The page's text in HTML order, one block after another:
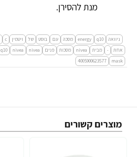
מנת להסירן.
ניוואה q10
energy מסכה עם בוסט של ויטמין c
אחת
- מבית nivea מסכות פנים nivea
nivea
q10
mask
4005900623577
מוצרים קשורים